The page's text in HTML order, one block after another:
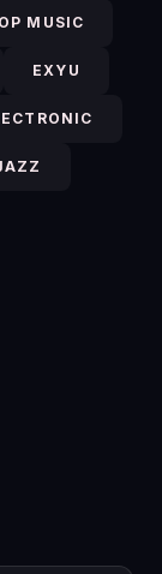
MUSIC
EXYU